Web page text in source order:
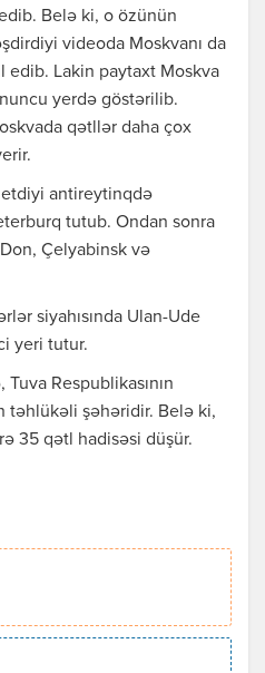
Belə ki, o özünün
videoda Moskvanı da
edib. Lakin paytaxt Moskva
yerdə göstərilib.
qətllər daha çox
antireytinqdə
tutub. Ondan sonra
Çelyabinsk və
siyahısında Ulan-Ude
yeri tutur.
Respublikasının
təhlükəli şəhəridir. Belə ki,
35 qətl hadisəsi düşür.